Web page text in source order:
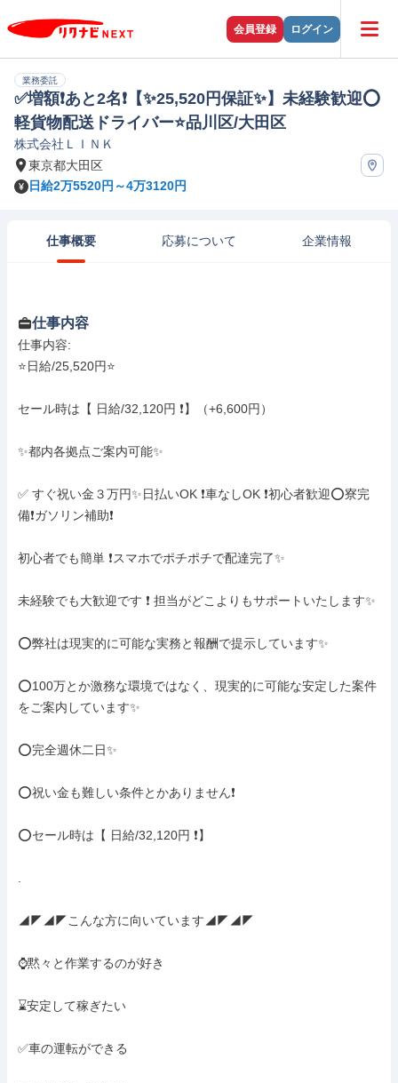
会員登録 ログイン
業務委託
✅増額❗あと2名❗【✨️25,520円保証✨️】未経験歓迎⭕️
軽貨物配送ドライバー⭐️品川区/大田区
株式会社ＬＩＮＫ
東京都大田区
日給2万5520円～4万3120円
仕事概要 応募について 企業情報
仕事内容
仕事内容:
⭐️日給/25,520円⭐️
セール時は【 日給/32,120円 ❗】（+6,600円）
✨️都内各拠点ご案内可能✨️
✅ すぐ祝い金３万円✨日払いOK ❗車なしOK ❗初心者歓迎⭕寮完
備❗ガソリン補助❗
初心者でも簡単 ❗スマホでポチポチで配達完了✨️
未経験でも大歓迎です ❗ 担当がどこよりもサポートいたします✨
⭕弊社は現実的に可能な実務と報酬で提示しています✨
⭕100万とか激務な環境ではなく、現実的に可能な安定した案件
をご案内しています✨
⭕完全週休二日✨
⭕祝い金も難しい条件とかありません❗
⭕セール時は【 日給/32,120円 ❗】
◢◤◢◤こんな方に向いています◢◤◢◤
⌚黙々と作業するのが好き
⌛安定して稼ぎたい
✅車の運転ができる